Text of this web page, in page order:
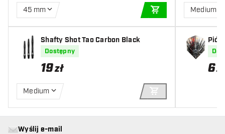
45 mm
DODAJ DO
Shafty Shot Tao Carbon Black
Dostępny
19zł
Medium
DODAJ DO
Medium
6zł
Wyślij e-mail